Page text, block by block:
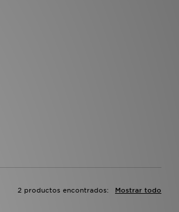
Mostrar todo
2 productos encontrados: